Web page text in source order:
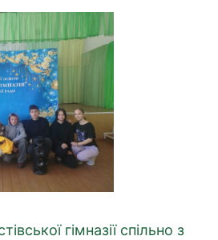
гімназії спільно з